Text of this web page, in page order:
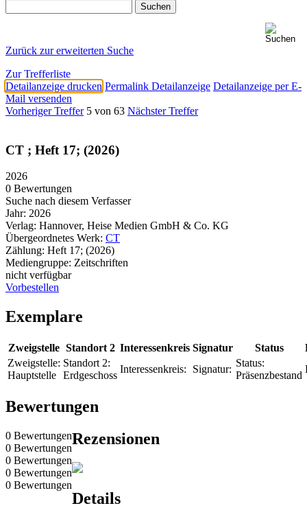
Zurück zur erweiterten Suche
Zur Trefferliste
Detailanzeige drucken Permalink Detailanzeige Detailanzeige per E-
Mail versenden
Vorheriger Treffer 5 von 63 Nächster Treffer
CT ; Heft 17; (2026)
2026
0 Bewertungen
Suche nach diesem Verfasser
Jahr: 2026
Verlag: Hannover, Heise Medien GmbH & Co. KG
Übergeordnetes Werk: CT
Zählung: Heft 17; (2026)
Mediengruppe: Zeitschriften
nicht verfügbar
Vorbestellen
Exemplare
Zweigstelle Standort 2 Interessenkreis Signatur Status
Zweigstelle:
Hauptstelle
Standort 2:
Erdgeschoss
Interessenkreis: Signatur:
Status:
Präsenzbestand
Bewertungen
0 Bewertungen
0 Bewertungen
0 Bewertungen
0 Bewertungen
0 Bewertungen
Rezensionen
Details